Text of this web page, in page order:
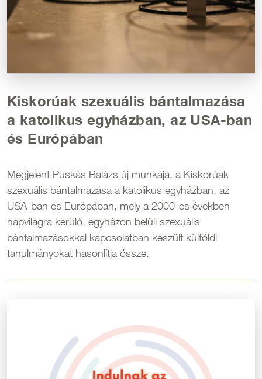
Kiskorúak szexuális bántalmazása
a katolikus egyházban, az USA-ban
és Európában
Megjelent Puskás Balázs új munkája, a Kiskorúak
szexuális bántalmazása a katolikus egyházban, az
USA-ban és Európában, mely a 2000-es években
napvilágra kerülő, egyházon belüli szexuális
bántalmazásokkal kapcsolatban készült külföldi
tanulmányokat hasonlítja össze.